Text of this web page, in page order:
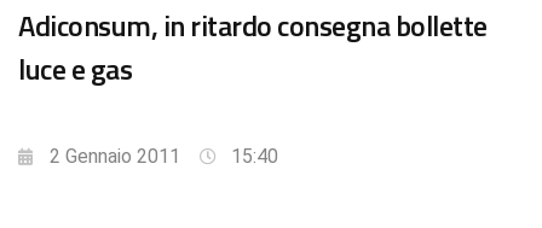
Adiconsum, in ritardo consegna bollette
luce e gas
2 Gennaio 2011 15:40